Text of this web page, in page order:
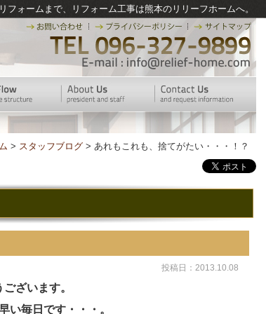
ォームまで、リフォーム工事は熊本のリリーフホームへ。
> スタッフブログ > あれもこれも、捨てがたい・・・！？
投稿日：2013.10.08
ざいます。
い毎日です・・・。